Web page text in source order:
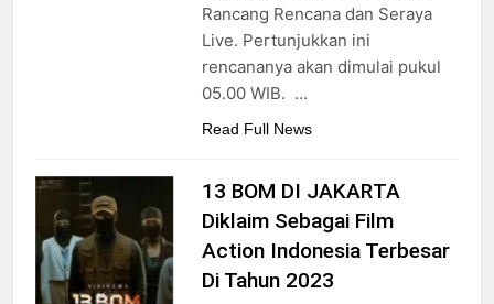
Rancang Rencana dan Seraya
Live. Pertunjukkan ini
rencananya akan dimulai pukul
05.00 WIB. …
Read Full News
13 BOM DI JAKARTA
Diklaim Sebagai Film
Action Indonesia Terbesar
Di Tahun 2023